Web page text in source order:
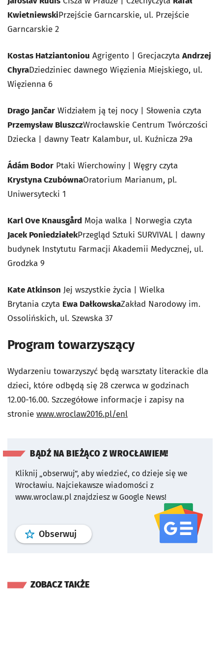
KwietniewskiPrzejście Garncarskie, ul. Przejście
Garncarskie 2
Kostas Hatziantoniou Agrigento | Grecjaczyta Andrzej
ChyraDziedziniec dawnego Więzienia Miejskiego, ul.
Więzienna 6
Drago Jančar Widziałem ją tej nocy | Słowenia czyta
Przemysław BluszczWrocławskie Centrum Twórczości
Dziecka | dawny Teatr Kalambur, ul. Kuźnicza 29a
Ádám Bodor Ptaki Wierchowiny | Węgry czyta
Krystyna CzubównaOratorium Marianum, pl.
Uniwersytecki 1
Karl Ove Knausgård Moja walka | Norwegia czyta
Jacek PoniedziałekPrzegląd Sztuki SURVIVAL | dawny
budynek Instytutu Farmacji Akademii Medycznej, ul.
Grodzka 9
Kate Atkinson Jej wszystkie życia | Wielka
Brytania czyta Ewa DałkowskaZakład Narodowy im.
Ossolińskich, ul. Szewska 37
Program towarzyszący
Wydarzeniu towarzyszyć będą warsztaty literackie dla
dzieci, które odbędą się 28 czerwca w godzinach
12.00-16.00. Szczegółowe informacje i zapisy na
stronie www.wroclaw2016.pl/enl
BĄDŹ NA BIEŻĄCO Z WROCŁAWIEM!
Kliknij „obserwuj”, aby wiedzieć, co dzieje się we
Wrocławiu. Najciekawsze wiadomości z
www.wroclaw.pl znajdziesz w Google News!
Obserwuj profil serwisu
ZOBACZ TAKŻE